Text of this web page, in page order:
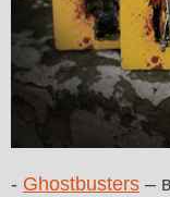
- Ghostbusters –